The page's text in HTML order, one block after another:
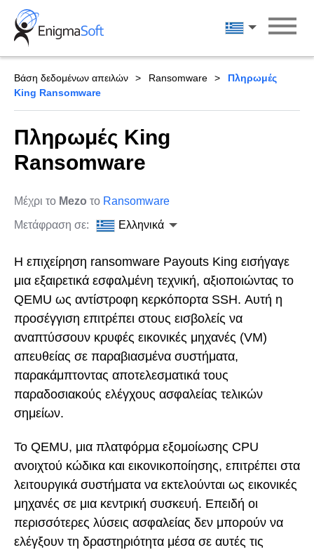
Skip
content
Ελληνικά
Βάση δεδομένων απειλών Ransomware
Πληρωμές
King Ransomware
Πληρωμές King
Ransomware
Μέχρι το Mezo το Ransomware
Μετάφραση σε:
Ελληνικά
Η επιχείρηση ransomware Payouts King εισήγαγε
μια εξαιρετικά εσφαλμένη τεχνική, αξιοποιώντας το
QEMU ως αντίστροφη κερκόπορτα SSH. Αυτή η
προσέγγιση επιτρέπει στους εισβολείς να
αναπτύσσουν κρυφές εικονικές μηχανές (VM)
απευθείας σε παραβιασμένα συστήματα,
παρακάμπτοντας αποτελεσματικά τους
παραδοσιακούς ελέγχους ασφαλείας τελικών
σημείων.
Το QEMU, μια πλατφόρμα εξομοίωσης CPU
ανοιχτού κώδικα και εικονικοποίησης, επιτρέπει στα
λειτουργικά συστήματα να εκτελούνται ως εικονικές
μηχανές σε μια κεντρική συσκευή. Επειδή οι
περισσότερες λύσεις ασφαλείας δεν μπορούν να
ελέγξουν τη δραστηριότητα μέσα σε αυτές τις